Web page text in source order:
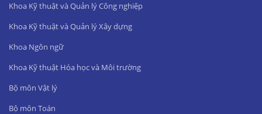
Khoa Kỹ thuật và Quản lý Công nghiệp
Khoa Kỹ thuật và Quản lý Xây dựng
Khoa Ngôn ngữ
Khoa Kỹ thuật Hóa học và Môi trường
Bộ môn Vật lý
Bộ môn Toán